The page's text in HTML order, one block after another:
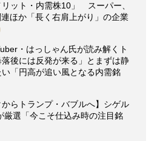
ット・内需株10」 スーパー、
ほか「長く右肩上がり」の企業
・はっしゃん氏が読み解くト
後には反発が来る」とまずは静
「円高が追い風となる内需銘
からトランプ・バブルへ】シゲル
厳選「今こそ仕込み時の注目銘